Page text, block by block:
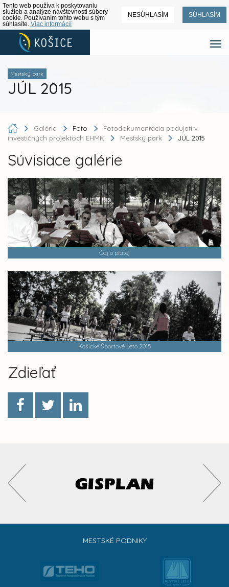
Tento web používa k poskytovaniu
služieb a analýze návštevnosti súbory
cookie. Používaním tohto webu s tým
súhlasíte. Viac informácií
NESÚHLASÍM SÚHLASÍM
Mestský park
JÚL 2015
Galéria Foto
Fotodokumentácia podujatí v
investičných projektoch EHMK
Mestský park JÚL 2015
Súvisiace galérie
Čaj o piatej
Košické Športové Leto 2015
Zdieľať
MESTSKÉ PODNIKY